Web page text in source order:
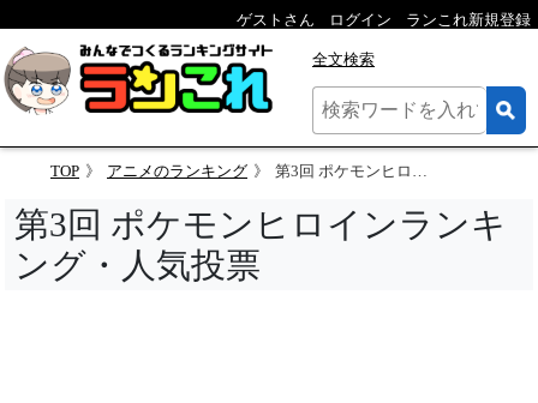
ゲストさん ログイン ランこれ新規登録
全文検索
TOP アニメのランキング 第3回 ポケモンヒロインランキング・人気投票
第3回 ポケモンヒロインランキ
ング・人気投票